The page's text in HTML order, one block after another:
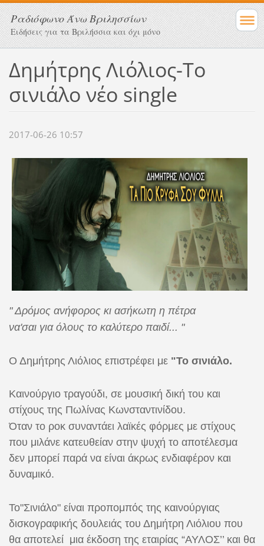
Ραδιόφωνο Άνω Βριλησσίων
Ειδήσεις για τα Βριλήσσια και όχι μόνο
Δημήτρης Λιόλιος-Το
σινιάλο νέο single
2017-06-26 10:57
" Δρόμος ανήφορος κι ασήκωτη η πέτρα
να'σαι για όλους το καλύτερο παιδί... "
Ο Δημήτρης Λιόλιος επιστρέφει με "Το σινιάλο.
Καινούργιο τραγούδι, σε μουσική δική του και
στίχους της Πωλίνας Κωνσταντινίδου.
Όταν το ροκ συναντάει λαϊκές φόρμες με στίχους
που μιλάνε κατευθείαν στην ψυχή το αποτέλεσμα
δεν μπορεί παρά να είναι άκρως ενδιαφέρον και
δυναμικό.
Το"Σινιάλο" είναι προπομπός της καινούργιας
δισκογραφικής δουλειάς του Δημήτρη Λιόλιου που
θα αποτελεί μια έκδοση της εταιρίας “ΑΥΛΟΣ’’ και θα